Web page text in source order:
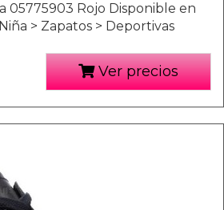
05775903 Rojo Disponible en
> Zapatos > Deportivas
Ver precios